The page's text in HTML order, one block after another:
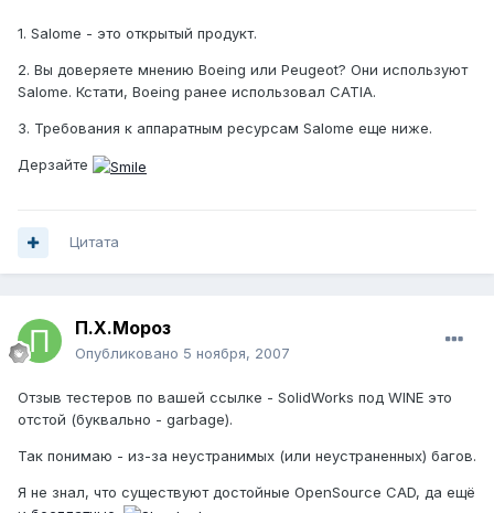
1. Salome - это открытый продукт.
2. Вы доверяете мнению Boeing или Peugeot? Они используют
Salome. Кстати, Boeing ранее использовал CATIA.
3. Требования к аппаратным ресурсам Salome еще ниже.
Дерзайте
Цитата
П.Х.Мороз
Опубликовано 5 ноября, 2007
Отзыв тестеров по вашей ссылке - SolidWorks под WINE это
отстой (буквально - garbage).
Так понимаю - из-за неустранимых (или неустраненных) багов.
Я не знал, что существуют достойные OpenSource CAD, да ещё